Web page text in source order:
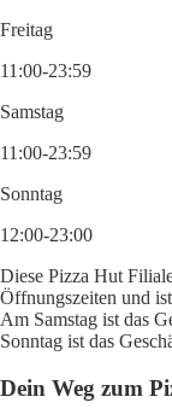
Freitag
11:00-23:59
Samstag
11:00-23:59
Sonntag
12:00-23:00
Diese Pizza Hut
Öffnungszeiten und
Am Samstag ist das
Sonntag ist das
Dein Weg zum